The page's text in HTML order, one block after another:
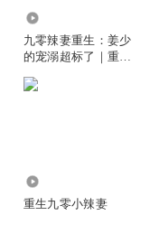
九零辣妻重生：姜少
的宠溺超标了｜重生
重生九零小辣妻